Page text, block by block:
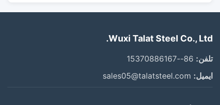
Wuxi Talat Steel Co., Ltd.
تلفن:
ایمیل: